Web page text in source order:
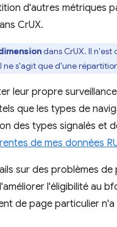
d'autres métriques
CrUX.
dans CrUX. Il
s'agit que d'une
leur propre
que les types de
des types signalés et
de mes données
sur des problèmes
l'éligibilité au
de page particulier